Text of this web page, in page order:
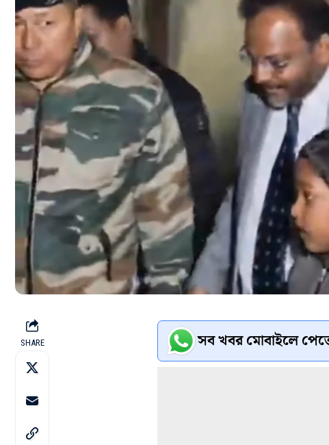
SHARE সব খবর মোবাইলে